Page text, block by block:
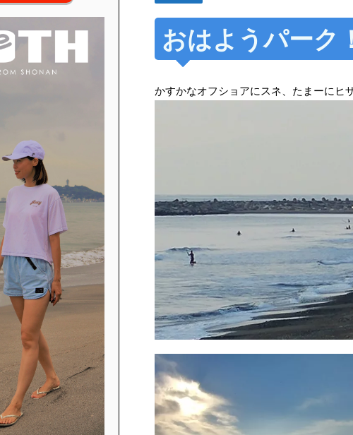
おはようパーク
かすかなオフショアにスネ、たまーにヒ